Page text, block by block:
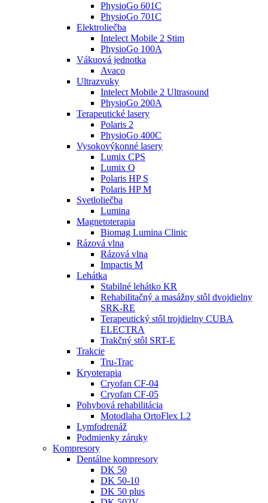
PhysioGo 601C
PhysioGo 701C
Elektroliečba
Intelect Mobile 2 Stim
PhysioGo 100A
Vákuová jednotka
Avaco
Ultrazvuky
Intelect Mobile 2 Ultrasound
PhysioGo 200A
Terapeutické lasery
Polaris 2
PhysioGo 400C
Vysokovýkonné lasery
Lumix CPS
Lumix Q
Polaris HP S
Polaris HP M
Svetloliečba
Lumina
Magnetoterapia
Biomag Lumina Clinic
Rázová vlna
Rázová vlna
Impactis M
Lehátka
Stabilné lehátko KR
Rehabilitačný a masážny stôl dvojdielny
SRK-RE
Terapeutický stôl trojdielny CUBA
ELECTRA
Trakčný stôl SRT-E
Trakcie
Tru-Trac
Kryoterapia
Cryofan CF-04
Cryofan CF-05
Pohybová rehabilitácia
Motodlaha OrtoFlex L2
Lymfodrenáž
Podmienky záruky
Kompresory
Dentálne kompresory
DK 50
DK 50-10
DK 50 plus